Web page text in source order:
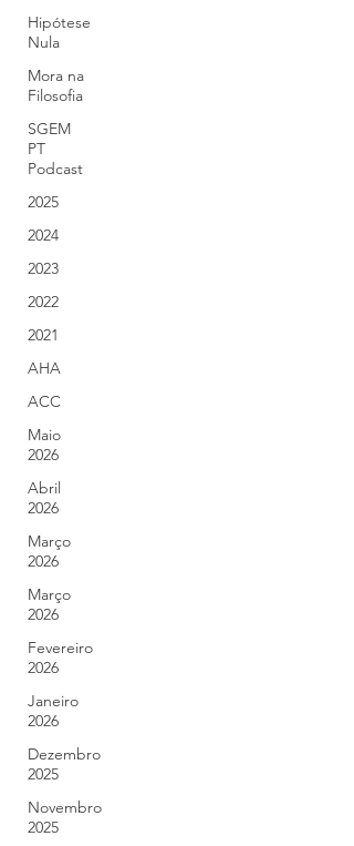
Hipótese
Nula
Mora na
Filosofia
SGEM
PT
Podcast
2025
2024
2023
2022
2021
AHA
ACC
Maio
2026
Abril
2026
Março
2026
Março
2026
Fevereiro
2026
Janeiro
2026
Dezembro
2025
Novembro
2025